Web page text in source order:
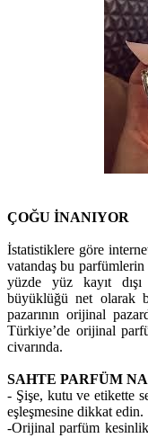
ÇOĞU İNANIYOR
İstatistiklere göre
vatandaş bu parfümlerin
yüzde yüz kayıt
büyüklüğü net olarak
pazarının orijinal
Türkiye’de orijinal
civarında.
SAHTE PARFÜM
- Şişe, kutu ve etikette
eşleşmesine dikkat edin.
-Orijinal parfüm